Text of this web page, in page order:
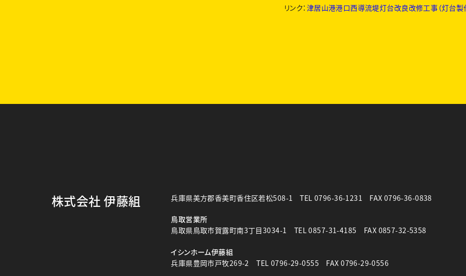
リンク： 津居山港港口西導流堤灯台改良改修工事（灯台製
株式会社 伊藤組 兵庫県美方郡香美町香住区若松508-1 TEL0796-36-1231 FAX 0796-36-0838
鳥取営業所
鳥取県鳥取市賀露町南3丁目3034-1
TEL 0857-31-4185 FAX 0857-32-5358
イシンホーム伊藤組
兵庫県豊岡市戸牧269-2
TEL 0796-29-0555 FAX 0796-29-0556